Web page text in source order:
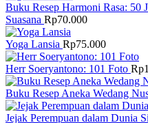
Buku Resep Harmoni Rasa: 50
Suasana Rp70.000
Yoga Lansia Rp75.000
Herr Soeryantono: 101 Foto Rp
Buku Resep Aneka Wedang
Jejak Perempuan dalam Dunia